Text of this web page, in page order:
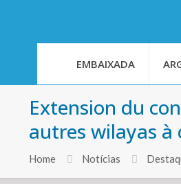
EMBAIXADA
Extension du
autres wilayas à
Home Notícias